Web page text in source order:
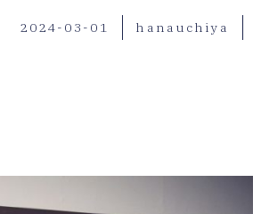
2024-03-01 hanauchiya